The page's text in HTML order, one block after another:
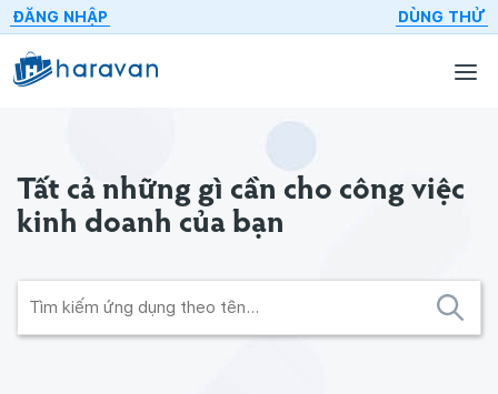
ĐĂNG NHẬP DÙNG THỬ
Tất cả những gì cần cho công việc
kinh doanh của bạn